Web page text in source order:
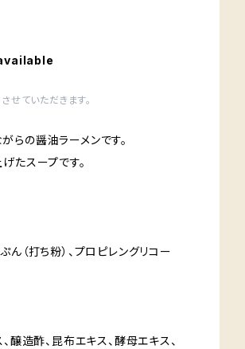
せていただきます。
らの醤油ラーメンです。
たスープです。
ん（打ち粉）、プロピレングリコー
醸造酢、昆布エキス、酵母エキス、